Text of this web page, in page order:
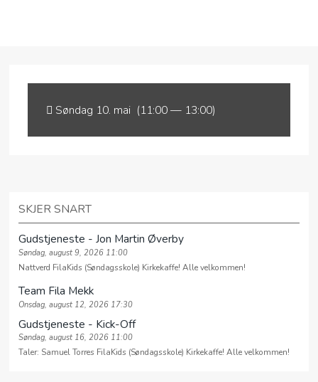
HVEM ER VI?
MØTEPUNKTER
GI EN GAVE
MISJON
UTLEIE
KONTAKT
MIN SIDE
Søndag 10. mai (11:00 — 13:00)
SKJER SNART
Gudstjeneste - Jon Martin Øverby
Søndag, august 9, 2026 11:00
Nattverd FilaKids (Søndagsskole) Kirkekaffe! Alle velkommen!
Team Fila Mekk
Onsdag, august 12, 2026 17:30
Gudstjeneste - Kick-Off
Søndag, august 16, 2026 11:00
Taler: Samuel Torres FilaKids (Søndagsskole) Kirkekaffe! Alle velkommen!